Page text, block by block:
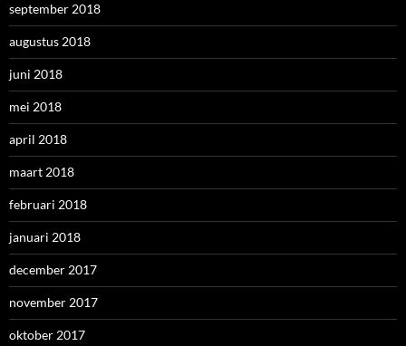
september 2018
augustus 2018
juni 2018
mei 2018
april 2018
maart 2018
februari 2018
januari 2018
december 2017
november 2017
oktober 2017